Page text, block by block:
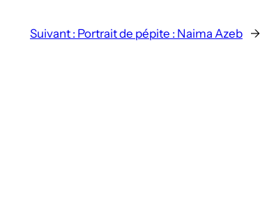
Suivant : Portrait de pépite : Naima Azeb →